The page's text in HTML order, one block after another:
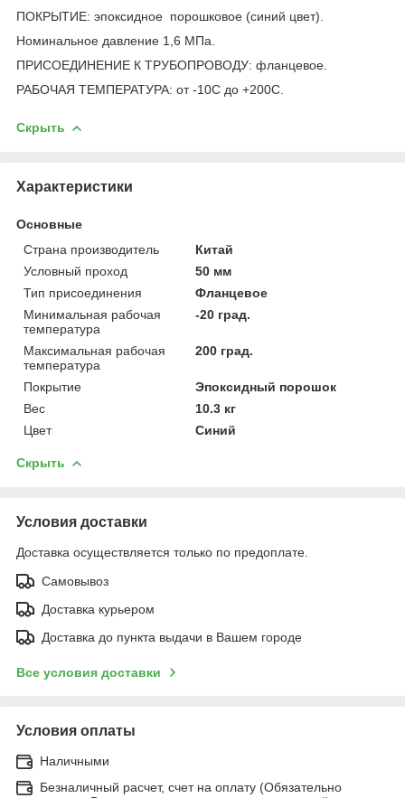
ПОКРЫТИЕ: эпоксидное порошковое (синий цвет).
Номинальное давление 1,6 МПа.
ПРИСОЕДИНЕНИЕ К ТРУБОПРОВОДУ: фланцевое.
РАБОЧАЯ ТЕМПЕРАТУРА: от -10С до +200С.
Скрыть
Характеристики
Основные
Страна производитель
Китай
Условный проход
50 мм
Тип присоединения
Фланцевое
Минимальная рабочая
температура
-20 град.
Максимальная рабочая
температура
200 град.
Покрытие
Эпоксидный порошок
Вес
10.3 кг
Цвет
Синий
Скрыть
Условия доставки
Доставка осуществляется только по предоплате.
Самовывоз
Доставка курьером
Доставка до пункта выдачи в Вашем городе
Все условия доставки
Условия оплаты
Наличными
Безналичный расчет, счет на оплату (Обязательно